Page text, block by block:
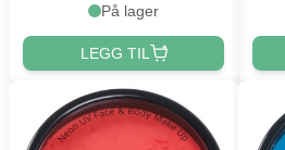
På lager
LEGG TIL